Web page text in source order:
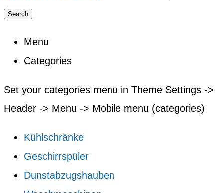
Search
Menu
Categories
Set your categories menu in Theme Settings ->
Header -> Menu -> Mobile menu (categories)
Kühlschränke
Geschirrspüler
Dunstabzugshauben